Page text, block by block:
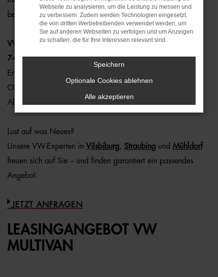
besonders attraktiven Preis.
VW Multivan „ENERGY“ 2,0 l TDI SCR 110 kW (150 PS)
7-Gang-DSG Radstand: 3125 mm KÜ
Energieverbrauch kombiniert: 6,5 l/100 km
CO₂-Emissionen kombiniert: 171 g/km, CO₂-Klasse: F
Ab nur 498,00 € brutto monatlich!*
Lust auf was Neues?
Unsere VW-Experten in Vilsbiburg, Straubing und Mühldorf
freuen sich auf Sie – und finden garantiert ein passendes
Angebot.
JETZT ANFRAGEN
LEASINGANGEBOT VW
MULTIVAN
Webseite zu analysieren, um die Leistung zu messen und
zu verbessern. Zudem werden Technologien eingesetzt,
die von dritten Werbetreibenden verwendet werden, um
Sie auf anderen Webseiten zu verfolgen und um Anzeigen
zu schalten, die für Ihre Interessen relevant sind.
Speichern
Optionale Cookies ablehnen
Alle akzeptieren